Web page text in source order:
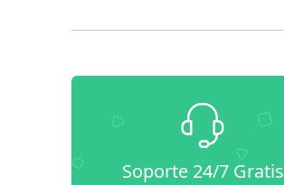
Soporte 24/7 Gratis